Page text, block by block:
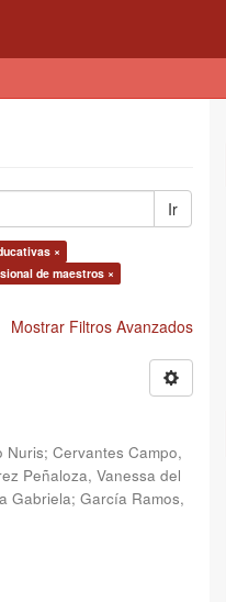
Ir
×
de maestros ×
Mostrar Filtros Avanzados
Nuris; Cervantes Campo,
Peñaloza, Vanessa del
Gabriela; García Ramos,